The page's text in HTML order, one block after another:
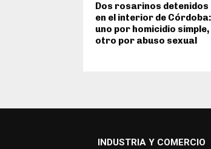
Dos rosarinos detenidos
en el interior de Córdoba:
uno por homicidio simple,
otro por abuso sexual
INDUSTRIA Y COMERCIO